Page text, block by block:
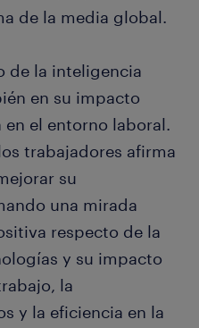
de la media global.
de la inteligencia
en su impacto
el entorno laboral.
trabajadores afirma
su
una mirada
respecto de la
y su impacto
la
y la eficiencia en la